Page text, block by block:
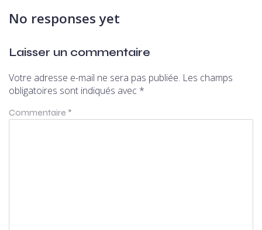
No responses yet
Laisser un commentaire
Votre adresse e-mail ne sera pas publiée. Les champs
obligatoires sont indiqués avec *
Commentaire *